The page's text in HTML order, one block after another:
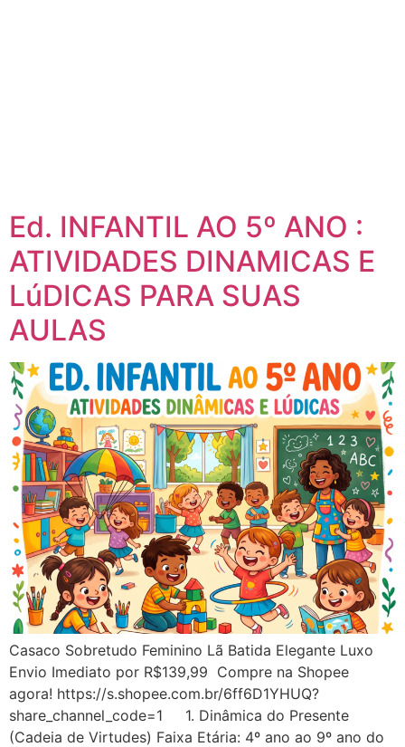
Ed. INFANTIL AO 5º ANO :
ATIVIDADES DINAMICAS E
LúDICAS PARA SUAS
AULAS
Casaco Sobretudo Feminino Lã Batida Elegante Luxo
Envio Imediato por R$139,99 Compre na Shopee
agora! https://s.shopee.com.br/6ff6D1YHUQ?
share_channel_code=1 1. Dinâmica do Presente
(Cadeia de Virtudes) Faixa Etária: 4º ano ao 9º ano do